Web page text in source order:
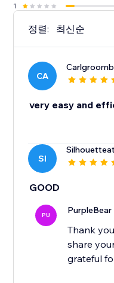
1
정렬: 최신순
CA
very easy and
SI
GOOD
PU PurpleBear
Thank
share
grateful